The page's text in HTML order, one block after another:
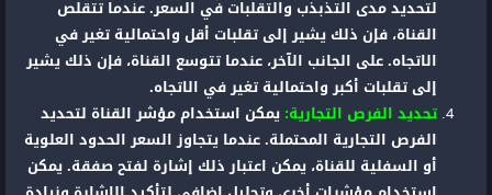
لتحديد مدى التذبذب والتقلبات في السعر. عندما تتقلص
القناة، فإن ذلك يشير إلى تقلبات أقل واحتمالية تغير في
الاتجاه. على الجانب الآخر، عندما تتوسع القناة، فإن ذلك يشير
إلى تقلبات أكبر واحتمالية تغير في الاتجاه.
تحديد الفرص التجارية: يمكن استخدام مؤشر القناة لتحديد
الفرص التجارية المحتملة. عندما يتجاوز السعر الحدود العلوية
أو السفلية للقناة، يمكن اعتبار ذلك إشارة لفتح صفقة. يمكن